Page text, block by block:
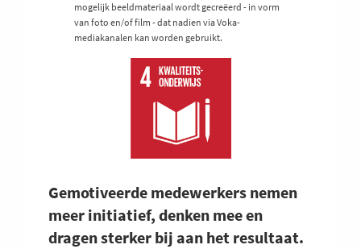
Gemotiveerde medewerkers nemen
meer initiatief, denken mee en
dragen sterker bij aan het resultaat.
mogelijk beeldmateriaal wordt gecreëerd - in vorm
van foto en/of film - dat nadien via Voka-
mediakanalen kan worden gebruikt.